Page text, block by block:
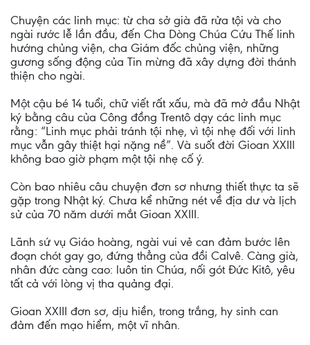
Chuyện các linh mục: từ cha sở già đã rửa tội và cho
ngài rước lễ lần đầu, đến Cha Dòng Chúa Cứu Thế linh
hướng chủng viện, cha Giám đốc chủng viện, những
gương sống động của Tin mừng đã xây dựng đời thánh
thiện cho ngài.
Một cậu bé 14 tuổi, chữ viết rất xấu, mà đã mở đầu Nhật
ký bằng câu của Công đồng Trentô dạy các linh mục
rằng: “Linh mục phải tránh tội nhẹ, vì tội nhẹ đối với linh
mục vẫn gây thiệt hại nặng nề”. Và suốt đời Gioan XXIII
không bao giờ phạm một tội nhẹ cố ý.
Còn bao nhiêu câu chuyện đơn sơ nhưng thiết thực ta sẽ
gặp trong Nhật ký. Chưa kể những nét về địa dư và lịch
sử của 70 năm dưới mắt Gioan XXIII.
Lãnh sứ vụ Giáo hoàng, ngài vui vẻ can đảm bước lên
đoạn chót gay go, đứng thẳng của đồi Calvê. Càng già,
nhân đức càng cao: luôn tin Chúa, nối gót Đức Kitô, yêu
tất cả với lòng vị tha quảng đại.
Gioan XXIII đơn sơ, dịu hiền, trong trắng, hy sinh can
đảm đến mạo hiểm, một vĩ nhân.